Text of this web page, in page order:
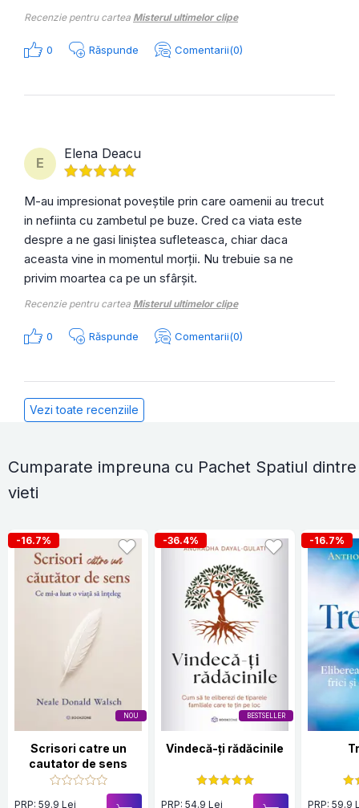
Recenzie pentru cartea Misterul ultimelor clipe
0 Răspunde Comentarii(0)
E
Elena Deacu
M-au impresionat poveștile prin care oamenii au trecut
in nefiinta cu zambetul pe buze. Cred ca viata este
despre a ne gasi liniștea sufleteasca, chiar daca
aceasta vine in momentul morții. Nu trebuie sa ne
privim moartea ca pe un sfârșit.
Recenzie pentru cartea Misterul ultimelor clipe
0 Răspunde Comentarii(0)
Vezi toate recenziile
Cumparate impreuna cu Pachet Spatiul dintre
vieti
NOU
-16.7%
Scrisori catre un
cautator de sens
PRP: 59.9 Lei
BESTSELLER
-36.4%
Vindecă-ți rădăcinile
PRP: 54.9 Lei
-16.7%
PRP: 59.9